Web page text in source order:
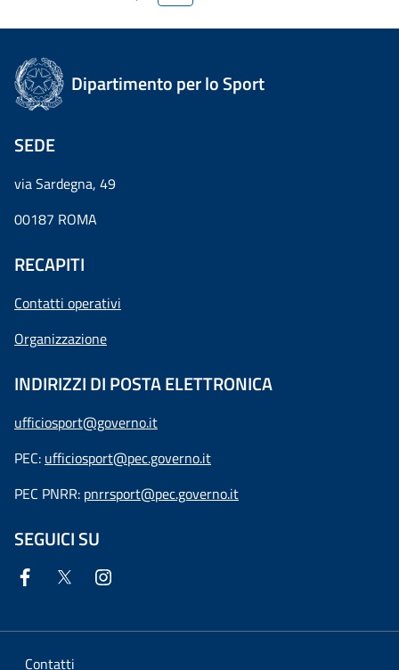
Dipartimento per lo Sport
SEDE
via Sardegna, 49
00187 ROMA
RECAPITI
Contatti operativi
Organizzazione
INDIRIZZI DI POSTA ELETTRONICA
ufficiosport@governo.it
PEC: ufficiosport@pec.governo.it
PEC PNRR: pnrrsport@pec.governo.it
SEGUICI SU
Contatti